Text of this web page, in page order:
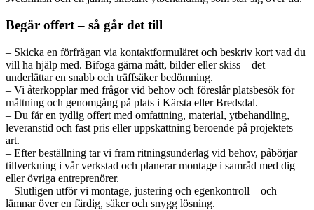
Begär offert – så går det till
– Skicka en förfrågan via kontaktformuläret och beskriv kort vad du
vill ha hjälp med. Bifoga gärna mått, bilder eller skiss – det
underlättar en snabb och träffsäker bedömning.
– Vi återkopplar med frågor vid behov och föreslår platsbesök för
måttning och genomgång på plats i Kärsta eller Bredsdal.
– Du får en tydlig offert med omfattning, material, ytbehandling,
leveranstid och fast pris eller uppskattning beroende på projektets
art.
– Efter beställning tar vi fram ritningsunderlag vid behov, påbörjar
tillverkning i vår verkstad och planerar montage i samråd med dig
eller övriga entreprenörer.
– Slutligen utför vi montage, justering och egenkontroll – och
lämnar över en färdig, säker och snygg lösning.